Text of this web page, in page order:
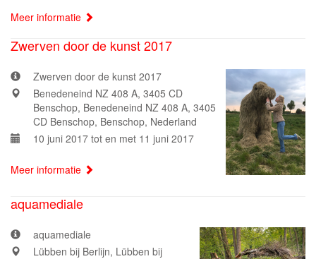
Meer informatie
Zwerven door de kunst 2017
Zwerven door de kunst 2017
Benedeneind NZ 408 A, 3405 CD
Benschop, Benedeneind NZ 408 A, 3405
CD Benschop, Benschop, Nederland
10 juni 2017 tot en met 11 juni 2017
Meer informatie
aquamediale
aquamediale
Lübben bij Berlijn, Lübben bij